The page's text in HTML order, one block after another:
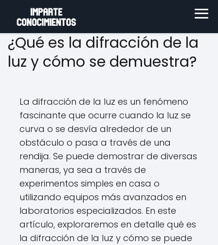
¿Qué es la difracción de la
luz y cómo se demuestra?
La difracción de la luz es un fenómeno
fascinante que ocurre cuando la luz se
curva o se desvía alrededor de un
obstáculo o pasa a través de una
rendija. Se puede demostrar de diversas
maneras, ya sea a través de
experimentos simples en casa o
utilizando equipos más avanzados en
laboratorios especializados. En este
artículo, exploraremos en detalle qué es
la difracción de la luz y cómo se puede